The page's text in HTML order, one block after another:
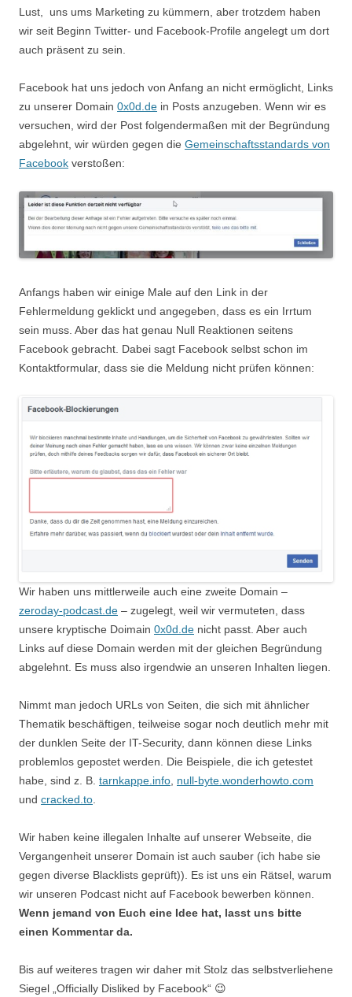
Lust, uns ums Marketing zu kümmern, aber trotzdem haben
wir seit Beginn Twitter- und Facebook-Profile angelegt um dort
auch präsent zu sein.
Facebook hat uns jedoch von Anfang an nicht ermöglicht, Links
zu unserer Domain 0x0d.de in Posts anzugeben. Wenn wir es
versuchen, wird der Post folgendermaßen mit der Begründung
abgelehnt, wir würden gegen die Gemeinschaftsstandards von
Facebook verstoßen:
Anfangs haben wir einige Male auf den Link in der
Fehlermeldung geklickt und angegeben, dass es ein Irrtum
sein muss. Aber das hat genau Null Reaktionen seitens
Facebook gebracht. Dabei sagt Facebook selbst schon im
Kontaktformular, dass sie die Meldung nicht prüfen können:
Wir haben uns mittlerweile auch eine zweite Domain –
zeroday-podcast.de – zugelegt, weil wir vermuteten, dass
unsere kryptische Doimain 0x0d.de nicht passt. Aber auch
Links auf diese Domain werden mit der gleichen Begründung
abgelehnt. Es muss also irgendwie an unseren Inhalten liegen.
Nimmt man jedoch URLs von Seiten, die sich mit ähnlicher
Thematik beschäftigen, teilweise sogar noch deutlich mehr mit
der dunklen Seite der IT-Security, dann können diese Links
problemlos gepostet werden. Die Beispiele, die ich getestet
habe, sind z. B. tarnkappe.info null-byte.wonderhowto.com
und cracked.to
Wir haben keine illegalen Inhalte auf unserer Webseite, die
Vergangenheit unserer Domain ist auch sauber (ich habe sie
gegen diverse Blacklists geprüft)). Es ist uns ein Rätsel, warum
wir unseren Podcast nicht auf Facebook bewerben können.
Wenn jemand von Euch eine Idee hat, lasst uns bitte
einen Kommentar da.
Bis auf weiteres tragen wir daher mit Stolz das selbstverliehene
Siegel „Officially Disliked by Facebook“ 😉